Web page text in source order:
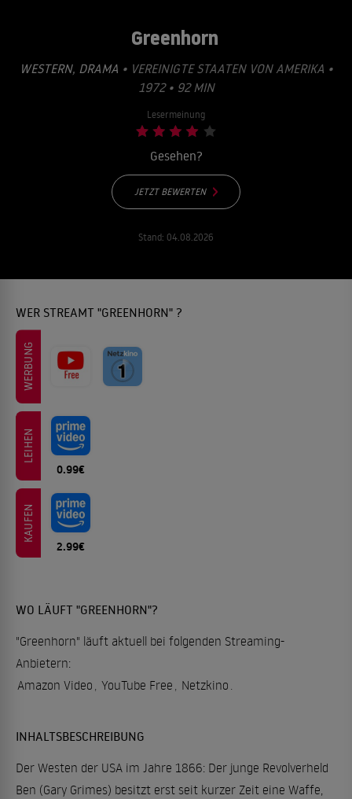
Greenhorn
WESTERN, DRAMA • VEREINIGTE STAATEN VON AMERIKA •
1972 • 92 MIN
Lesermeinung
Gesehen?
JETZT BEWERTEN
Stand: 04.08.2026
WER STREAMT "GREENHORN" ?
WERBUNG
LEIHEN
0.99€
KAUFEN
2.99€
WO LÄUFT "GREENHORN"?
"Greenhorn" läuft aktuell bei folgenden Streaming-
Anbietern:
Amazon Video , YouTube Free , Netzkino .
INHALTSBESCHREIBUNG
Der Westen der USA im Jahre 1866: Der junge Revolverheld
Ben (Gary Grimes) besitzt erst seit kurzer Zeit eine Waffe,